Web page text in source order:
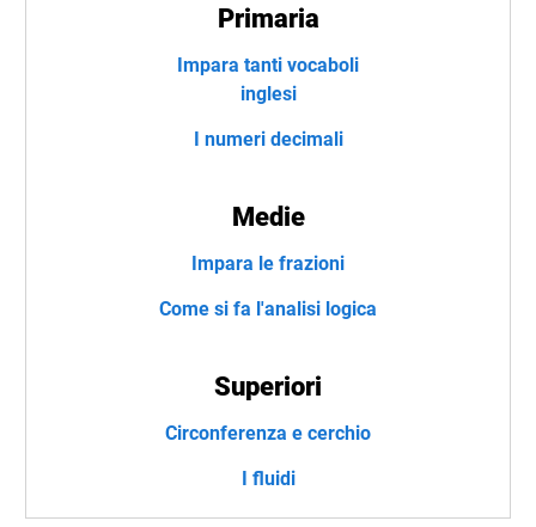
Primaria
Impara tanti vocaboli
inglesi
I numeri decimali
Medie
Impara le frazioni
Come si fa l'analisi logica
Superiori
Circonferenza e cerchio
I fluidi